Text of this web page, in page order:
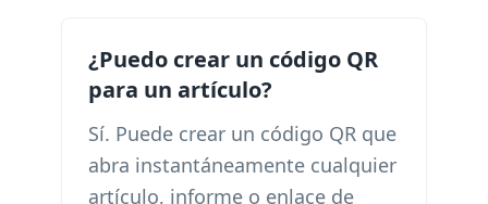
¿Puedo crear un código QR
para un artículo?
Sí. Puede crear un código QR que
abra instantáneamente cualquier
artículo, informe o enlace de